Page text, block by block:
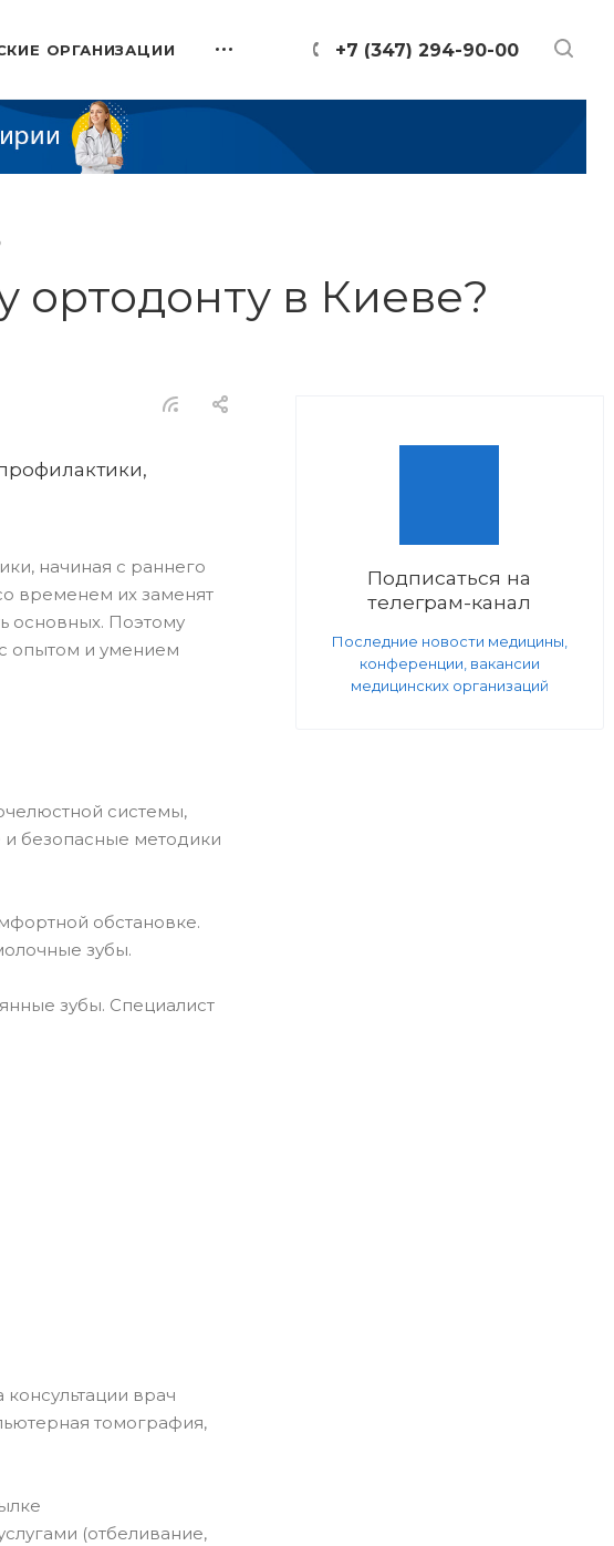
+7 (347) 294-90-00
ОРГАНИЗАЦИИ
ортодонту в Киеве?
начиная с раннего
временем их заменят
основных. Поэтому
с опытом и умением
системы,
безопасные методики
обстановке.
зубы.
зубы. Специалист
врач
томография,
(отбеливание,
Подписаться на
телеграм-канал
Последние новости медицины,
конференции, вакансии
медицинских организаций